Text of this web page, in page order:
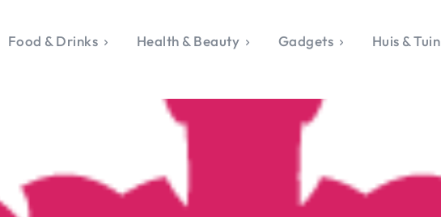
Lifestyle, Sport &
Duurzaamheid
Over Valerie
De Top 5
Contact
Food & Drinks
Food & Drinks Health & Beauty Gadgets Huis & Tuin